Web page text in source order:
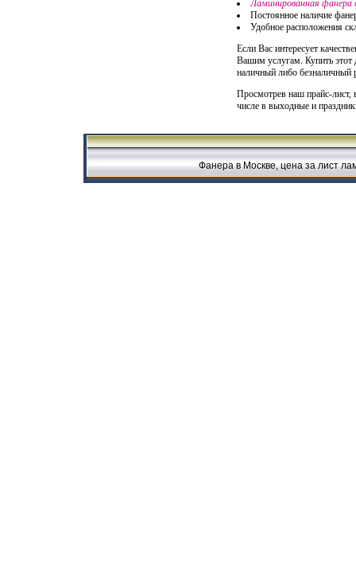
Ламинированная
Постоянное наличие
Удобное расположения
Если Вас интересует
Вашим услугам. Купить этот
наличный либо безналичный
Просмотрев наш прайс-лист,
числе в выходные и
Фанера в Москве, цена за лист